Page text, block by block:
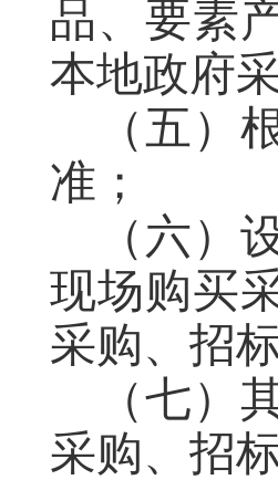
品、要素
本地政府
（五）
准 ；
（六）
现场购买
采购、招
（七）
采购、招